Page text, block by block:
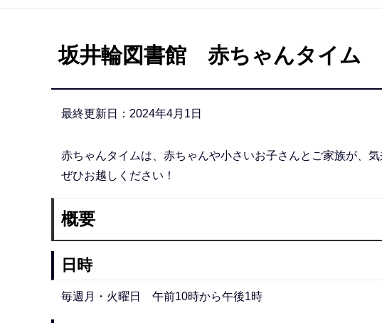
坂井輪図書館 赤ちゃんタイム
最終更新日：2024年4月1日
赤ちゃんタイムは、赤ちゃんや小さいお子さんとご家族が、
ぜひお越しください！
概要
日時
毎週月・火曜日 午前10時から午後1時